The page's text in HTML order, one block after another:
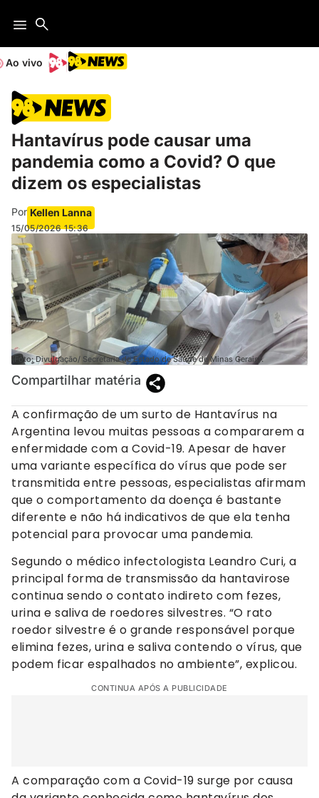
Ao vivo
Hantavírus pode causar uma
pandemia como a Covid? O que
dizem os especialistas
Por Kellen Lanna
15/05/2026 15:36
(Foto: Divulgação/ Secretaria de Estado de Saúde de Minas Gerais).
Compartilhar matéria
A confirmação de um surto de Hantavírus na
Argentina levou muitas pessoas a compararem a
enfermidade com a Covid-19. Apesar de haver
uma variante específica do vírus que pode ser
transmitida entre pessoas, especialistas afirmam
que o comportamento da doença é bastante
diferente e não há indicativos de que ela tenha
potencial para provocar uma pandemia.
Segundo o médico infectologista Leandro Curi, a
principal forma de transmissão da hantavirose
continua sendo o contato indireto com fezes,
urina e saliva de roedores silvestres. “O rato
roedor silvestre é o grande responsável porque
elimina fezes, urina e saliva contendo o vírus, que
podem ficar espalhados no ambiente”, explicou.
CONTINUA APÓS A PUBLICIDADE
A comparação com a Covid-19 surge por causa